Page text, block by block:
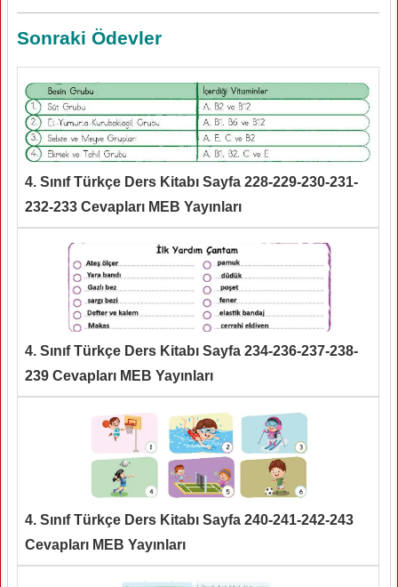
Sonraki Ödevler
4. Sınıf Türkçe Ders Kitabı Sayfa 228-229-230-231-
232-233 Cevapları MEB Yayınları
4. Sınıf Türkçe Ders Kitabı Sayfa 234-236-237-238-
239 Cevapları MEB Yayınları
4. Sınıf Türkçe Ders Kitabı Sayfa 240-241-242-243
Cevapları MEB Yayınları